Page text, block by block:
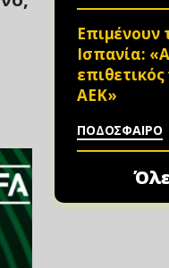
Επιμένουν
Ισπανία:
ΑΕΚ»
ΠΟΔΟΣΦΑΙΡΟ